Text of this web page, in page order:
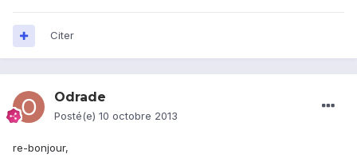
Citer
Odrade
Posté(e) 10 octobre 2013
re-bonjour,